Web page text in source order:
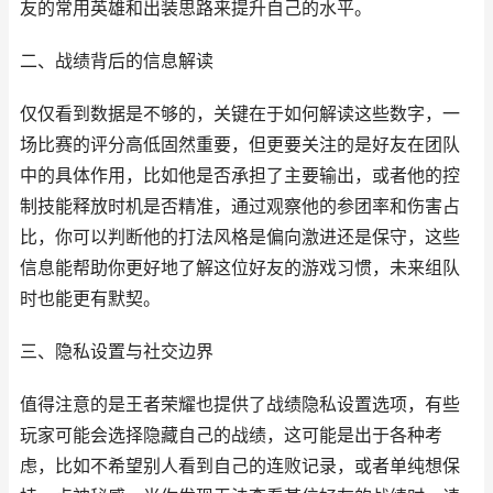
友的常用英雄和出装思路来提升自己的水平。
二、战绩背后的信息解读
仅仅看到数据是不够的，关键在于如何解读这些数字，一
场比赛的评分高低固然重要，但更要关注的是好友在团队
中的具体作用，比如他是否承担了主要输出，或者他的控
制技能释放时机是否精准，通过观察他的参团率和伤害占
比，你可以判断他的打法风格是偏向激进还是保守，这些
信息能帮助你更好地了解这位好友的游戏习惯，未来组队
时也能更有默契。
三、隐私设置与社交边界
值得注意的是王者荣耀也提供了战绩隐私设置选项，有些
玩家可能会选择隐藏自己的战绩，这可能是出于各种考
虑，比如不希望别人看到自己的连败记录，或者单纯想保